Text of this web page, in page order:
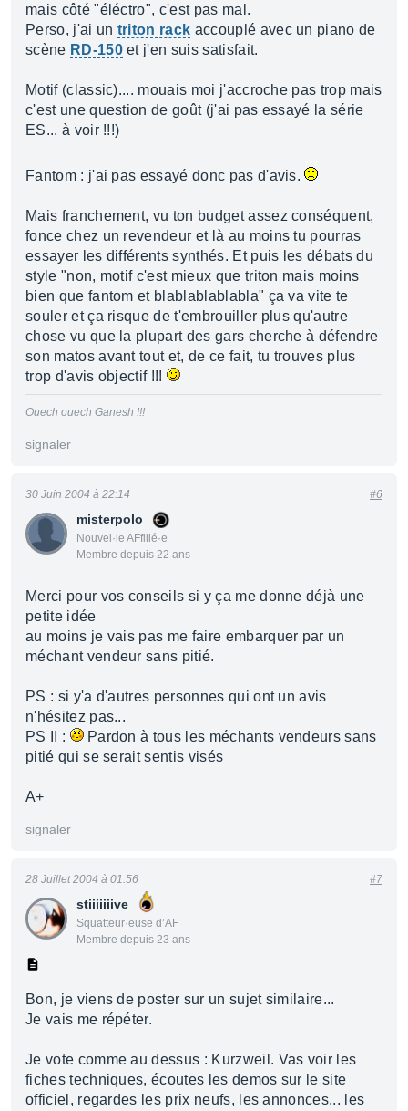
mais côté "éléctro", c'est pas mal.
Perso, j'ai un triton rack accouplé avec un piano de
scène RD-150et j'en suis satisfait.
Motif (classic).... mouais moi j'accroche pas trop mais
c'est une question de goût (j'ai pas essayé la série
ES... à voir !!!)
Fantom : j'ai pas essayé donc pas d'avis.
Mais franchement, vu ton budget assez conséquent,
fonce chez un revendeur et là au moins tu pourras
essayer les différents synthés. Et puis les débats du
style "non, motif c'est mieux que triton mais moins
bien que fantom et blablablablabla" ça va vite te
souler et ça risque de t'embrouiller plus qu'autre
chose vu que la plupart des gars cherche à défendre
son matos avant tout et, de ce fait, tu trouves plus
trop d'avis objectif !!!
Ouech ouech Ganesh !!!
signaler
misterpolo
Nouvel·le AFfilié·e
Membre depuis 22 ans
30 Juin 2004 à 22:14 #6
Merci pour vos conseils si y ça me donne déjà une
petite idée
au moins je vais pas me faire embarquer par un
méchant vendeur sans pitié.
PS : si y'a d'autres personnes qui ont un avis
n'hésitez pas...
PS II :
Pardon à tous les méchants vendeurs sans
pitié qui se serait sentis visés
A+
signaler
stiiiiiiive
Squatteur·euse d’AF
Membre depuis 23 ans
28 Juillet 2004 à 01:56 #7
Bon, je viens de poster sur un sujet similaire...
Je vais me répéter.
Je vote comme au dessus : Kurzweil. Vas voir les
fiches techniques, écoutes les demos sur le site
officiel, regardes les prix neufs, les annonces... les